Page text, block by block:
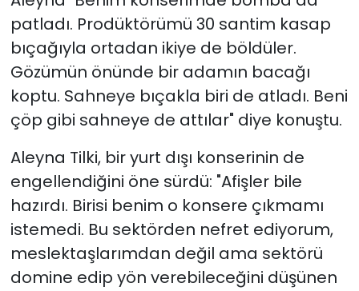
patladı. Prodüktörümü 30 santim kasap
bıçağıyla ortadan ikiye de böldüler.
Gözümün önünde bir adamın bacağı
koptu. Sahneye bıçakla biri de atladı. Beni
çöp gibi sahneye de attılar" diye konuştu.
Aleyna Tilki, bir yurt dışı konserinin de
engellendiğini öne sürdü: "Afişler bile
hazırdı. Birisi benim o konsere çıkmamı
istemedi. Bu sektörden nefret ediyorum,
meslektaşlarımdan değil ama sektörü
domine edip yön verebileceğini düşünen